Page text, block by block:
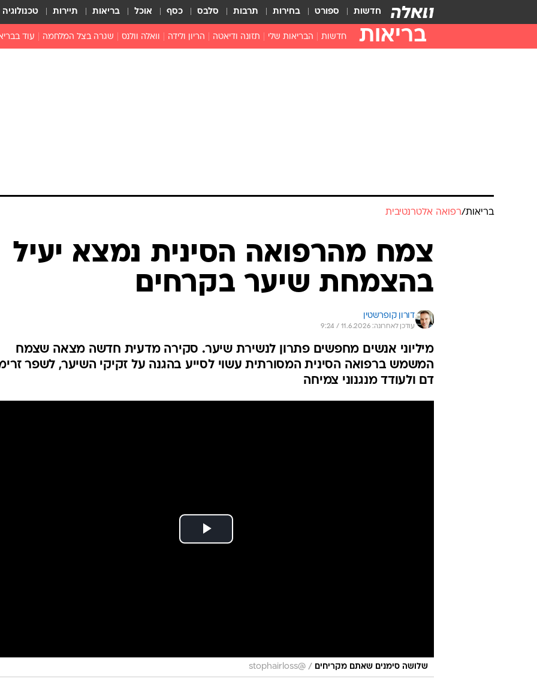
חדשות ספורט בחירות תרבות סלבס כסף אוכל בריאות תיירות טכנולוגיה
בריאות חדשות הבריאות שלי תזונה ודיאטה הריון ולידה וואלה וולנס שגרה בצל המלחמה עוד
רפואה
כל
כתבו לנו
בריאות/רפואה אלטרנטיבית
צמח מהרפואה הסינית נמצא יעיל
בהצמחת שיער בקרחים
דורון קופרשטין
עודכן לאחרונה: 11.6.2026 / 9:24
מיליוני אנשים מחפשים פתרון לנשירת שיער. סקירה מדעית חדשה מצאה שצמח
המשמש ברפואה הסינית המסורתית עשוי לסייע בהגנה על זקיקי השיער, לשפר
דם ולעודד מנגנוני צמיחה
שלושה סימנים שאתם מקריחים /
@stophairloss